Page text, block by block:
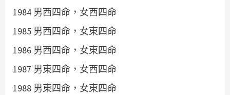
1984 男西四命，女西四命
1985 男西四命，女東四命
1986 男西四命，女東四命
1987 男東四命，女西四命
1988 男東四命，女東四命